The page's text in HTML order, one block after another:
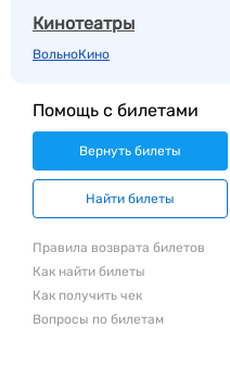
Кинотеатры
ВольноКино
Помощь с билетами
Вернуть билеты
Найти билеты
Правила возврата билетов
Как найти билеты
Как получить чек
Вопросы по билетам